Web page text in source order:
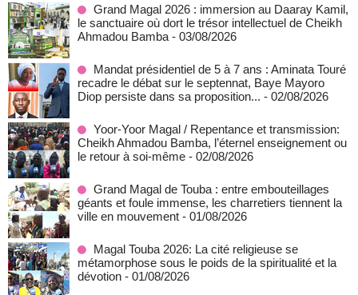
Grand Magal 2026 : immersion au Daaray Kamil,
le sanctuaire où dort le trésor intellectuel de Cheikh
Ahmadou Bamba - 03/08/2026
Mandat présidentiel de 5 à 7 ans : Aminata Touré
recadre le débat sur le septennat, Baye Mayoro
Diop persiste dans sa proposition... - 02/08/2026
Yoor-Yoor Magal / Repentance et transmission:
Cheikh Ahmadou Bamba, l’éternel enseignement ou
le retour à soi-même - 02/08/2026
Grand Magal de Touba : entre embouteillages
géants et foule immense, les charretiers tiennent la
ville en mouvement - 01/08/2026
Magal Touba 2026: La cité religieuse se
métamorphose sous le poids de la spiritualité et la
dévotion - 01/08/2026